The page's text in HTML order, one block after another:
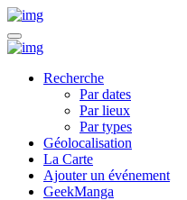
Recherche
Par dates
Par lieux
Par types
Géolocalisation
La Carte
Ajouter un événement
GeekManga